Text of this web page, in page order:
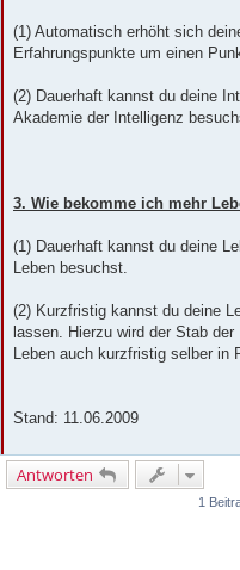
(1) Automatisch erhöht sich
Erfahrungspunkte um einen
(2) Dauerhaft kannst du deine
Akademie der Intelligenz
3. Wie bekomme ich mehr
(1) Dauerhaft kannst du deine
Leben besuchst.
(2) Kurzfristig kannst du deine
lassen. Hierzu wird der Stab
Leben auch kurzfristig selber in
Stand: 11.06.2009
Antworten
1